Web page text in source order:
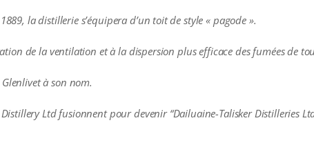
la distillerie s’équipera d’un toit de style « pagode ».
de la ventilation et à la dispersion plus efficace des fumées de
à son nom.
Ltd fusionnent pour devenir “Dailuaine-Talisker Distilleries